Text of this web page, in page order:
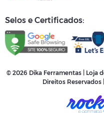
Selos e Certificados:
© 2026 Dika Ferramentas | Loja
Direitos Reservados